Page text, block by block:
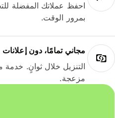
احفظ عملاتك المفضلة
بمرور الوقت.
مجاني تمامًا، دون إعلانات
التنزيل خلال ثوانٍ. خدمة
مزعجة.